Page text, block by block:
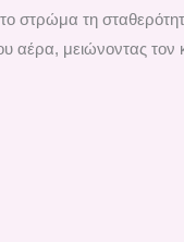
τη
αέρα, μειώνοντας τον